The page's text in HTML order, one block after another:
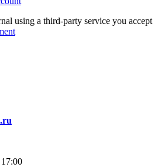
using a third-party service you accept